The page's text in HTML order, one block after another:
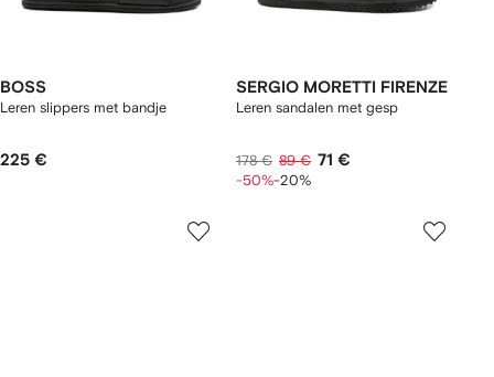
BOSS
Leren slippers met bandje
225 €
SERGIO MORETTI FIRENZE
Leren sandalen met gesp
178 € 89 € 71 €
-50%-20%